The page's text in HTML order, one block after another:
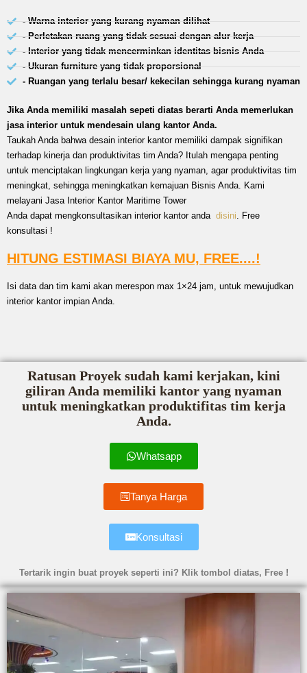
- Warna interior yang kurang nyaman dilihat
- Perletakan ruang yang tidak sesuai dengan alur kerja
- Interior yang tidak mencerminkan identitas bisnis Anda
- Ukuran furniture yang tidak proporsional
- Ruangan yang terlalu besar/ kekecilan sehingga kurang nyaman
Jika Anda memiliki masalah sepeti diatas berarti Anda memerlukan
jasa interior untuk mendesain ulang kantor Anda.
Taukah Anda bahwa desain interior kantor memiliki dampak signifikan
terhadap kinerja dan produktivitas tim Anda? Itulah mengapa penting
untuk menciptakan lingkungan kerja yang nyaman, agar produktivitas tim
meningkat, sehingga meningkatkan kemajuan Bisnis Anda. Kami
melayani Jasa Interior Kantor Maritime Tower
Anda dapat mengkonsultasikan interior kantor anda disini. Free
konsultasi !
HITUNG ESTIMASI BIAYA MU, FREE....!
Isi data dan tim kami akan merespon max 1×24 jam, untuk mewujudkan
interior kantor impian Anda.
Ratusan Proyek sudah kami kerjakan, kini
giliran Anda memiliki kantor yang nyaman
untuk meningkatkan produktifitas tim kerja
Anda.
Whatsapp
Tanya Harga
Konsultasi
Tertarik ingin buat proyek seperti ini? Klik tombol diatas, Free !